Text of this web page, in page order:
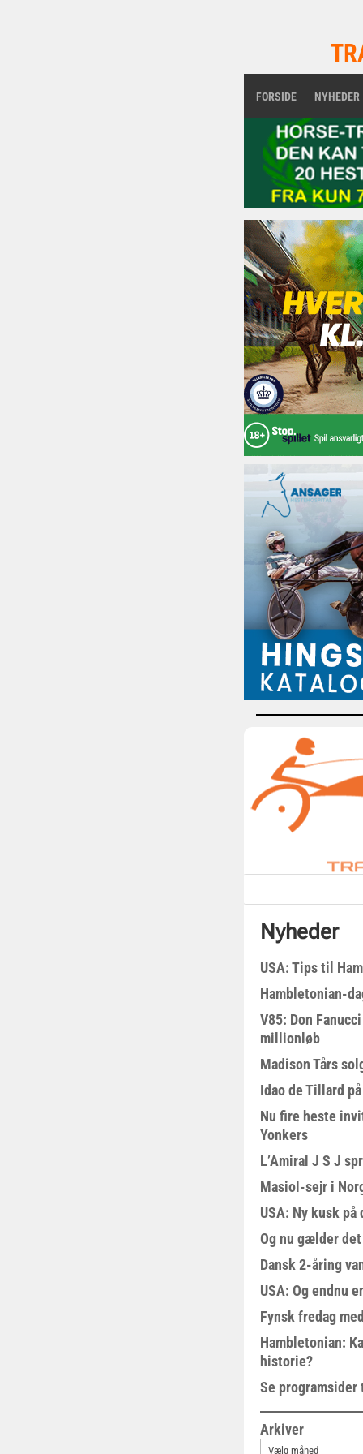
FORSIDE NYHEDER
Nyheder
USA: Tips til
Hambletonian-
V85: Don
millionløb
Madison Tårs
Idao de Tillard
Nu fire heste
Yonkers
L’Amiral J S J
Masiol-sejr i
USA: Ny kusk på
Og nu gælder
Dansk 2-åring
USA: Og endnu
Fynsk fredag
Hambletonian:
historie?
Se
Arkiver